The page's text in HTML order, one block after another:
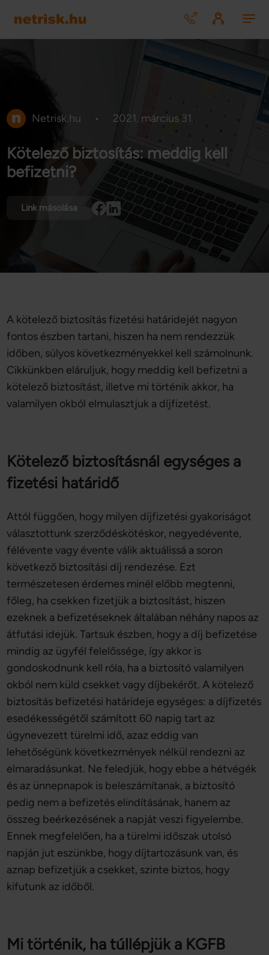
Netrisk.hu • 2021. március 31.
Kötelező biztosítás: meddig kell
befizetni?
Link másolása
A kötelező biztosítás fizetési határidejét nagyon
fontos észben tartani, hiszen ha nem rendezzük
időben, súlyos következményekkel kell számolnunk.
Cikkünkben eláruljuk, hogy meddig kell befizetni a
kötelező biztosítást, illetve mi történik akkor, ha
valamilyen okból elmulasztjuk a díjfizetést.
Kötelező biztosításnál egységes a
fizetési határidő
Attól függően, hogy milyen díjfizetési gyakoriságot
választottunk szerződéskötéskor, negyedévente,
félévente vagy évente válik aktuálissá a soron
következő biztosítási díj rendezése. Ezt
természetesen érdemes minél előbb megtenni,
főleg, ha csekken fizetjük a biztosítást, hiszen
ezeknek a befizetéseknek általában néhány napos az
átfutási idejük. Tartsuk észben, hogy a díj befizetése
mindig az ügyfél felelőssége, így akkor is
gondoskodnunk kell róla, ha a biztosító valamilyen
okból nem küld csekket vagy díjbekérőt. A kötelező
biztosítás befizetési határideje egységes: a díjfizetés
esedékességétől számított 60 napig tart az
úgynevezett türelmi idő, azaz eddig van
lehetőségünk következmények nélkül rendezni az
elmaradásunkat. Ne feledjük, hogy ebbe a hétvégék
és az ünnepnapok is beleszámítanak, a biztosító
pedig nem a befizetés elindításának, hanem az
összeg beérkezésének a napját veszi figyelembe.
Ennek megfelelően, ha a türelmi időszak utolsó
napján jut eszünkbe, hogy díjtartozásunk van, és
aznap befizetjük a csekket, szinte biztos, hogy
kifutunk az időből.
Mi történik, ha túllépjük a KGFB